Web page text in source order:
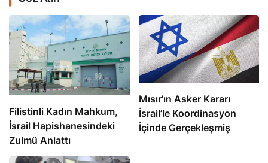
Filistinli Kadın Mahkum,
İsrail Hapishanesindeki
Zulmü Anlattı
Mısır’ın Asker Kararı
İsrail’le Koordinasyon
İçinde Gerçekleşmiş